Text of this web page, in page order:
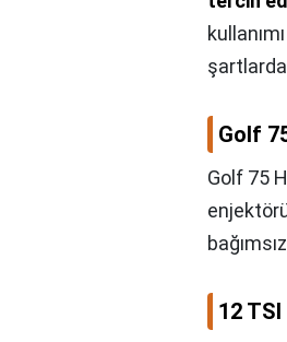
şartlarda
Golf
Golf 75
12